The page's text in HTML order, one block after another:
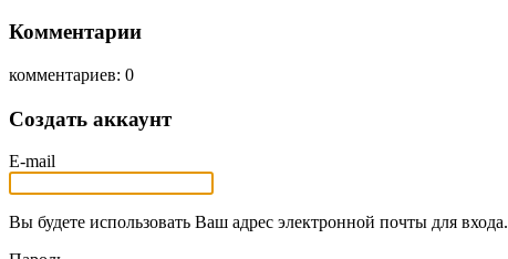
Комментарии
комментариев: 0
Создать аккаунт
E-mail
Вы будете использовать Ваш адрес электронной почты для входа.